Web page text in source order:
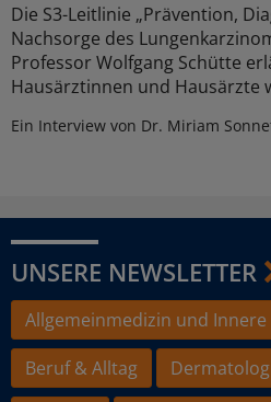
Die S3-Leitlinie „Prävention,
Nachsorge des
Professor Wolfgang Schütte
Hausärztinnen und Hausärzte
Ein Interview von Dr. Miriam
UNSERE NEWSLETTER
Allgemeinmedizin und Innere
Beruf & Alltag